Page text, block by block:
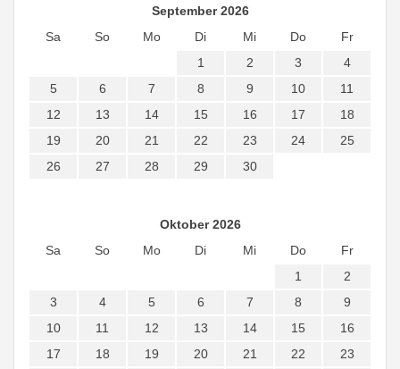
September 2026
Sa
So Mo Di Mi Do
Fr
1
2 3
4
5
6 7 8 9 10
11
12
13 14 15 16 17
18
19
20 21 22 23 24
25
26
27 28 29 30
Oktober 2026
Sa
So Mo Di Mi Do
Fr
1
2
3
4 5 6 7 8
9
10
11 12 13 14 15
16
17
18 19 20 21 22
23